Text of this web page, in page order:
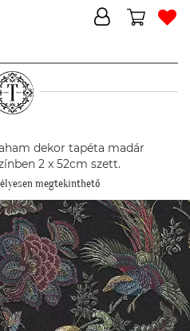
dekor tapéta madár
2 x 52cm szett.
megtekinthető